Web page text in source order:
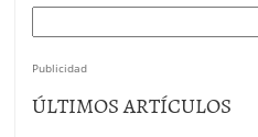
Publicidad
ÚLTIMOS ARTÍCULOS